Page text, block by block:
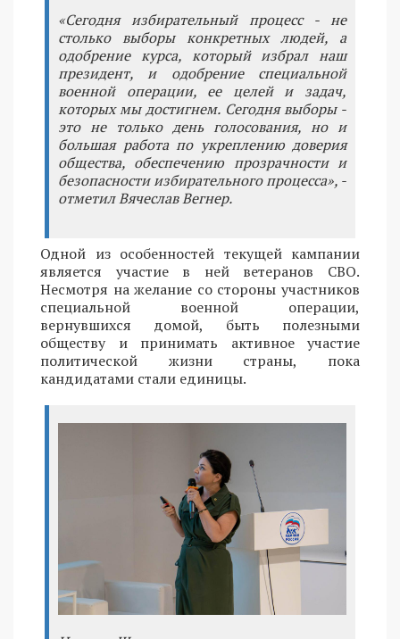
«Сегодня избирательный процесс - не
столько выборы конкретных людей, а
одобрение курса, который избрал наш
президент, и одобрение специальной
военной операции, ее целей и задач,
которых мы достигнем. Сегодня выборы -
это не только день голосования, но и
большая работа по укреплению доверия
общества, обеспечению прозрачности и
безопасности избирательного процесса», -
отметил Вячеслав Вегнер.
Одной из особенностей текущей кампании
является участие в ней ветеранов СВО.
Несмотря на желание со стороны участников
специальной военной операции,
вернувшихся домой, быть полезными
обществу и принимать активное участие
политической жизни страны, пока
кандидатами стали единицы.